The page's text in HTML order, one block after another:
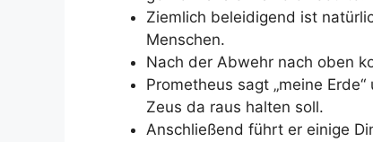
Ziemlich beleidigend ist
Menschen.
Nach der Abwehr nach oben
Prometheus sagt „meine
Zeus da raus halten soll.
Anschließend führt er einige